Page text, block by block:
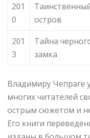
201
0
остров
201
3
Тайна
замка
Владимиру Чепраге
многих читателей
острым сюжетом и
Его книги